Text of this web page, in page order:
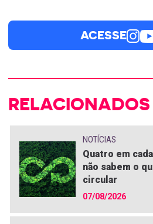
ACESSE
RELACIONADOS
NOTÍCIAS
Quatro em
não sabem o
circular
07/08/2026